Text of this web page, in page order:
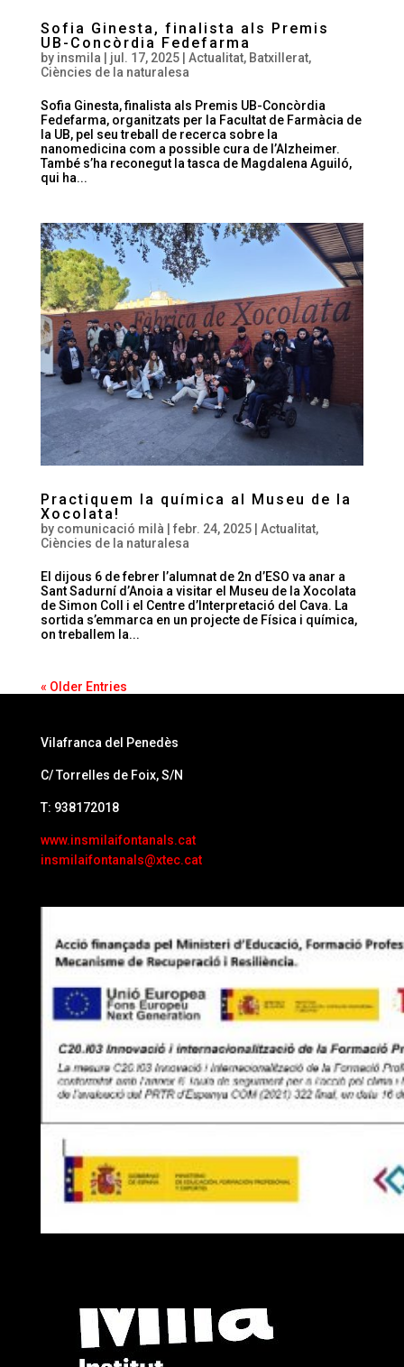
Sofia Ginesta, finalista als Premis
UB-Concòrdia Fedefarma
by insmila jul. 17, 2025| Actualitat, Batxillerat,
Ciències de la naturalesa
Sofia Ginesta, finalista als Premis UB-Concòrdia
Fedefarma, organitzats per la Facultat de Farmàcia de
la UB, pel seu treball de recerca sobre la
nanomedicina com a possible cura de l’Alzheimer.
També s’ha reconegut la tasca de Magdalena Aguiló,
qui ha...
Practiquem la química al Museu de la
Xocolata!
by comunicació milà febr. 24, 2025| Actualitat,
Ciències de la naturalesa
El dijous 6 de febrer l’alumnat de 2n d’ESO va anar a
Sant Sadurní d’Anoia a visitar el Museu de la Xocolata
de Simon Coll i el Centre d’Interpretació del Cava. La
sortida s’emmarca en un projecte de Física i química,
on treballem la...
« Older Entries
Vilafranca del Penedès
C/ Torrelles de Foix, S/N
T: 938172018
www.insmilaifontanals.cat
insmilaifontanals@xtec.cat